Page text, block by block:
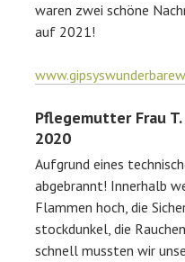
waren zwei schöne
auf 2021!
Pflegemutter Frau
2020
Aufgrund eines
abgebrannt! Innerhalb
Flammen hoch, die
stockdunkel, die
schnell mussten wir